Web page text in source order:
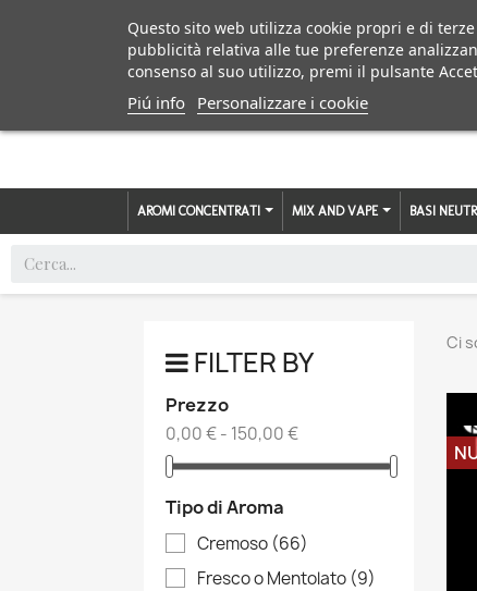
AROMI CONCENTRATI MIX AND VAPE BASI
FILTER BY
Prezzo
0,00 € - 150,00 €
Tipo di Aroma
Cremoso (66)
Fresco o Mentolato (9)
Ci
Questo sito web utilizza cookie propri e di
pubblicità relativa alle tue preferenze
consenso al suo utilizzo, premi il pulsante
Piú info Personalizzare i cookie